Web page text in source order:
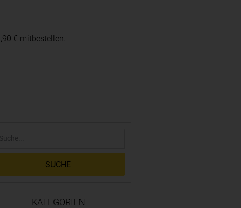
€ mitbestellen.
SUCHE
KATEGORIEN